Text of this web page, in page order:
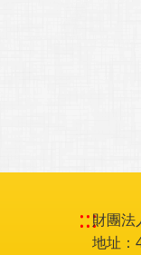
:::財團法
地址：